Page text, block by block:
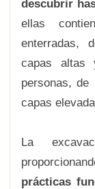
descubrir
ellas
enterradas,
capas
personas,
capas
La
prácticas